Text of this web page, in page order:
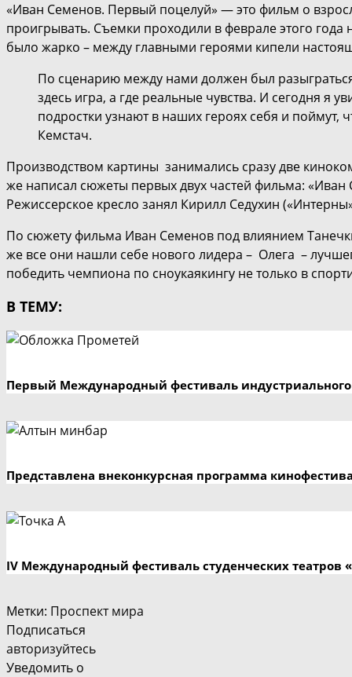
«Иван Семенов. Первый поцелуй» — это фильм о
проигрывать. Съемки проходили в феврале этого
было жарко – между главными героями кипели
По сценарию между нами должен был
здесь игра, а где реальные чувства. И сегодня я
подростки узнают в наших героях себя и поймут,
Кемстач.
Производством картины занимались сразу две
же написал сюжеты первых двух частей фильма:
Режиссерское кресло занял Кирилл Седухин
По сюжету фильма Иван Семенов под влиянием
же все они нашли себе нового лидера – Олега –
победить чемпиона по сноукаякингу не только в
В ТЕМУ:
Первый Международный фестиваль
Представлена внеконкурсная программа
IV Международный фестиваль студенческих театров
Метки: Проспект мира
Подписаться
авторизуйтесь
Уведомить о